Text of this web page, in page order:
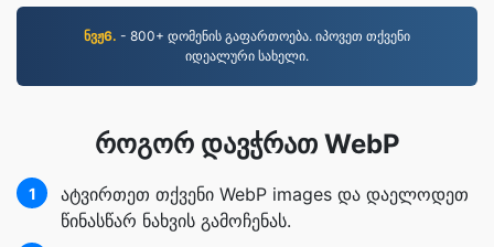
ნვჟ6. - 800+ დომენის გაფართოება. იპოვეთ თქვენი
იდეალური სახელი.
როგორ დავჭრათ WebP
1
ატვირთეთ თქვენი WebP images და დაელოდეთ
წინასწარ ნახვის გამოჩენას.